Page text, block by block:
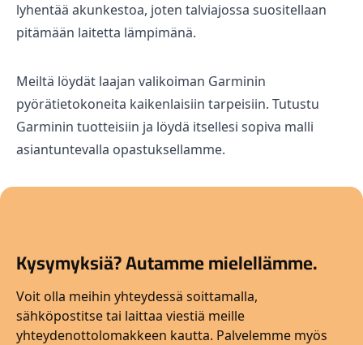
lyhentää akunkestoa, joten talviajossa suositellaan
pitämään laitetta lämpimänä.
Meiltä löydät laajan valikoiman Garminin
pyörätietokoneita kaikenlaisiin tarpeisiin. Tutustu
Garminin tuotteisiin ja löydä itsellesi sopiva malli
asiantuntevalla opastuksellamme.
Kysymyksiä? Autamme mielellämme.
Voit olla meihin yhteydessä soittamalla,
sähköpostitse tai laittaa viestiä meille
yhteydenottolomakkeen kautta. Palvelemme myös